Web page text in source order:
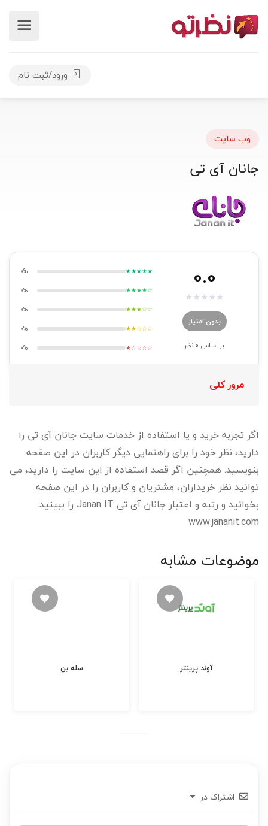
ورود/ثبت نام
وب سایت
جانان آی تی
0.0
★
★
★
★
★
بدون امتیاز
بر اساس 0 نظر
★★★★★
0%
★★★★☆
0%
★★★☆☆
0%
★★☆☆☆
0%
★☆☆☆☆
0%
مرور کلی
اگر تجربه خرید و یا استفاده از خدمات سایت جانان آی تی را
دارید، نظر خود را برای راهنمایی دیگر کاربران در این صفحه
بنویسید. همچنین اگر قصد استفاده از این سایت را دارید، می
توانید نظر خریداران، مشتریان و کاربران را در این صفحه
بخوانید و رتبه و اعتبار جانان آی تی Janan IT را ببینید.
www.jananit.com
موضوعات مشابه
سله بن آوند پرینتر
اشتراک در